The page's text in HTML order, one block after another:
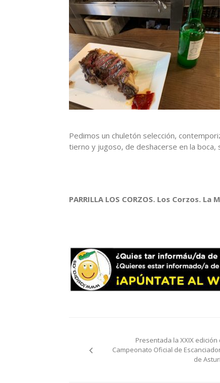
Pedimos un chuletón selección,
tierno y jugoso, de deshacerse en la boca,
PARRILLA LOS CORZOS. Los Corzos.
de
Presentada la XXIX edición
Campeonato Oficial de
de